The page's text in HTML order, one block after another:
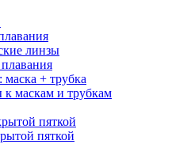
линзы
+ трубка
к маскам и трубкам
пяткой
пяткой